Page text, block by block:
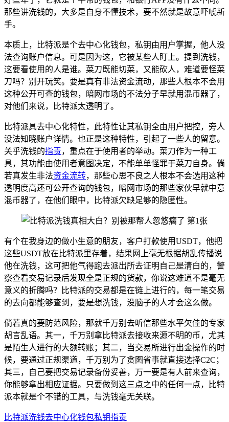
那些讲洗钱的，大多是自身不懂技术，要不然就是故意吓唬新
手。
本质上，比特派是个去中心化钱包，私钥由用户掌握，他人没
法查询账户信息。可是因为这，它被某些人盯上。提到洗钱，
这要看使用的人是谁。菜刀既能切菜，又能砍人，难道要怪菜
刀吗？别开玩笑。要是真有非法资金流动，那些人根本不会用
这种公开可查的钱包，暗网市场的不法分子早就用混币器了，
对他们来说，比特派太透明了。
比特派具去中心化特性，此特性让其私钥全由用户把控，旁人
没法知晓账户详情。也正是这种特性，引起了一些人的留意。
关乎洗钱的指责，重点在于使用者的举动。菜刀作为一种工
具，其功能由使用者意图决定，不能单单怪罪于菜刀自身。倘
若真发生非法资金流转，那些心思不良之人根本不会选用这种
透明度高还可公开查询的钱包，暗网市场的那些家伙早就中意
混币器了，在他们眼中，比特派欠缺足够的隐匿性。
有个在我身边的做小生意的朋友，客户打款使用USDT，他把
这些USDT放在比特派里存着，结果网上毫无根据胡乱传播说
他在洗钱，这可把他气得跑去派出所去证明自己是清白的，警
察查看交易记录后发现全是正规的货款，你说这难道不是毫无
意义的折腾吗？比特派的交易都是在链上进行的，每一笔交易
的去向都能够查到，要是想洗钱，没脑子的人才会这么做。
倘若真的要防范风险，那就千万别去听信那些水平欠佳的专家
胡言乱语。其一，千万别拿比特派去接收来源不明的币，尤其
是陌生人进行的大额转账；其二，当交易所进行出金操作的时
候，要通过正规渠道，千万别为了贪图省事就直接选择C2C；
其三，自己要把交易记录备份妥善，万一要是有人前来查询，
你能够拿出相应证据。只要做到这三点之中的任何一点，比特
派本就是个不错的工具，与洗钱毫无关联。
比特派洗钱去中心化钱包私钥指责